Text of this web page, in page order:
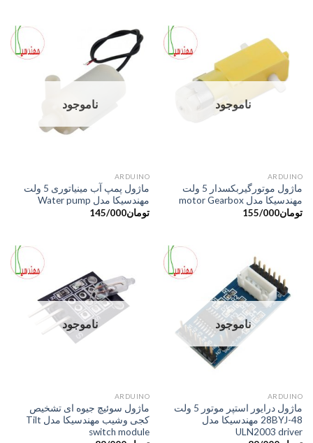
ناموجود
ARDUINO
ماژول موتورگیربکسدار 5 ولت
مهندسیکا مدل motor Gearbox
تومان155/000
ناموجود
ARDUINO
ماژول پمپ آب مینیاتوری 5 ولت
مهندسیکا مدل Water pump
تومان145/000
ناموجود
ARDUINO
ماژول درایور استپر موتور 5 ولت
28BYJ-48 مهندسیکا مدل
ULN2003 driver
ناموجود
ARDUINO
ماژول سوئیچ جیوه ای تشخیص
کجی وشیب مهندسیکا مدل Tilt
switch module